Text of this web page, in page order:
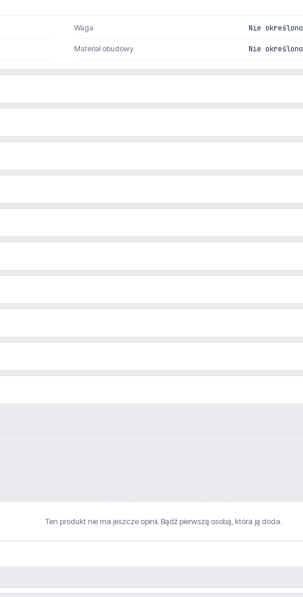
Waga Nie określono
Materiał obudowy Nie określono
Ten produkt nie ma jeszcze opinii. Bądź pierwszą osobą, która ją doda.